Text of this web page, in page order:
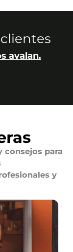
avalan.
consejos para
y